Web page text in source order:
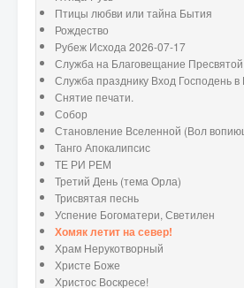
Птицы любви или тайна Бытия
Рождество
Рубеж Исхода 2026-07-17
Служба на Благовещание
Служба празднику Вход Господень
Снятие печати.
Собор
Становление Вселенной (Вол
Танго Апокалипсис
ТЕ РИ РЕМ
Третий День (тема Орла)
Трисвятая песнь
Успение Богоматери, Светилен
Хомяк летит на север!
Храм Нерукотворный
Христе Боже
Христос Воскресе!